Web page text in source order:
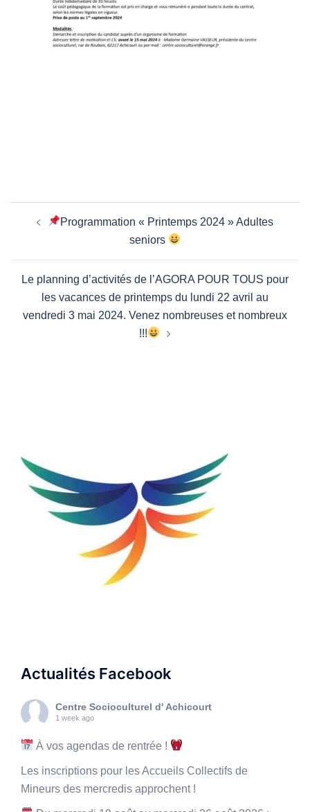
Navigation
d’articleProgrammation « Printemps 2024 » Adultes
seniors
Le planning d’activités de l’AGORA POUR TOUS pour
les vacances de printemps du lundi 22 avril au
vendredi 3 mai 2024. Venez nombreuses et nombreux
!!!
Actualités Facebook
Centre Socioculturel d' Achicourt
1 week ago
À vos agendas de rentrée !
Les inscriptions pour les Accueils Collectifs de
Mineurs des mercredis approchent !